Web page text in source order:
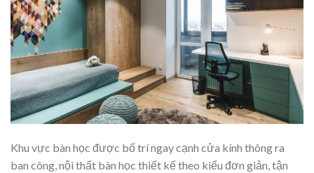
Khu vực bàn học được bố trí ngay cạnh cửa kính thông ra
ban công, nội thất bàn học thiết kế theo kiểu đơn giản, tận